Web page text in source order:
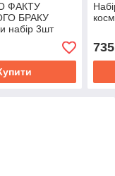
ФАКТУ
БРАКУ
набір 3шт
735